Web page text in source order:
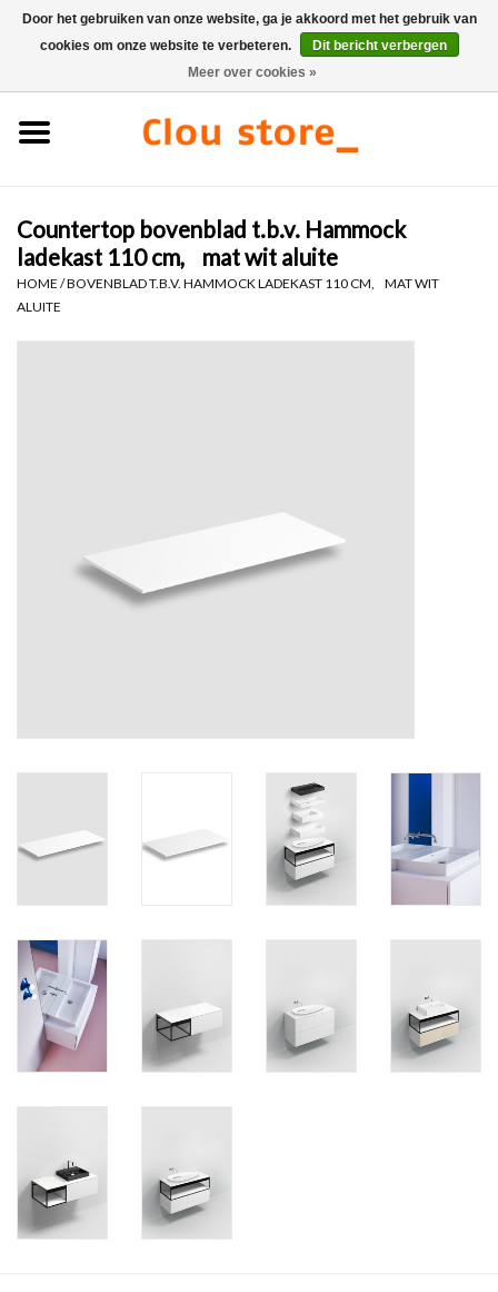
0 Artikelen - €0,00
Fonteinsets
Badkamer accessoires
Countertop bovenblad t.b.v. Hammock
ladekast 110 cm, mat wit aluite
HOME /BOVENBLAD T.B.V. HAMMOCK LADEKAST 110 CM, MAT WIT
ALUITE
Door het gebruiken van onze website, ga je akkoord met het gebruik van
cookies om onze website te verbeteren.
Dit bericht verbergen
Meer over cookies »